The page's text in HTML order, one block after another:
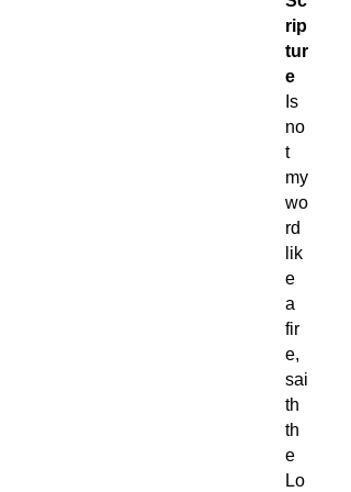
rip
tur
e
Is
no
t
my
wo
rd
lik
e
a
fir
e,
sai
th
th
e
Lo